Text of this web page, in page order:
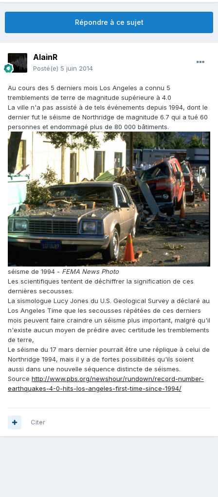
Répondre à ce sujet
AlainR
Posté(e) 5 juin 2014
Au cours des 5 derniers mois Los Angeles a connu 5
tremblements de terre de magnitude supérieure à 4.0
La ville n'a pas assisté à de tels événements depuis 1994, dont le
dernier fut le séisme de Northridge de magnitude 6.7 qui a tué 60
personnes et endommagé plus de 80 000 bâtiments.
séisme de 1994 - FEMA News Photo
Les scientifiques tentent de déchiffrer la signification de ces
dernières secousses.
La sismologue Lucy Jones du U.S. Geological Survey a déclaré au
Los Angeles Time que les secousses répétées de ces derniers
mois peuvent faire craindre un séisme plus important, malgré qu'il
n'existe aucun moyen de prédire avec certitude les tremblements
de terre,
Le séisme du 17 mars dernier pourrait être une réplique à celui de
Northridge 1994, mais il y a de fortes possibilités qu'ils soient
aussi dans une nouvelle séquence distincte de séismes.
Source http://www.pbs.org/newshour/rundown/record-number-
earthquakes-4-0-hits-los-angeles-first-time-since-1994/
Citer